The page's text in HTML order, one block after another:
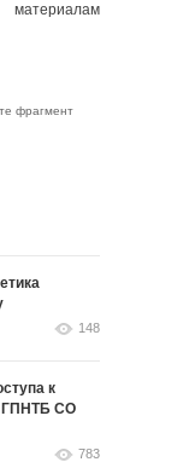
фрагмент
148
к
ГПНТБ СО
783